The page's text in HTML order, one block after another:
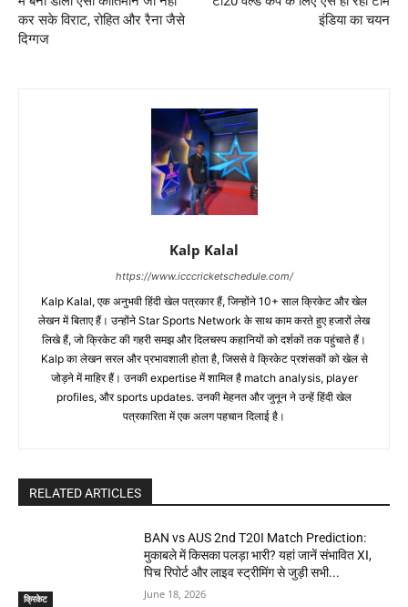
कर सके विराट, रोहित और रैना जैसे
दिग्गज
इंडिया का चयन
Kalp Kalal
https://www.icccricketschedule.com/
Kalp Kalal, एक अनुभवी हिंदी खेल पत्रकार हैं, जिन्होंने 10+ साल क्रिकेट और खेल
लेखन में बिताए हैं। उन्होंने Star Sports Network के साथ काम करते हुए हजारों लेख
लिखे हैं, जो क्रिकेट की गहरी समझ और दिलचस्प कहानियों को दर्शकों तक पहुंचाते हैं।
Kalp का लेखन सरल और प्रभावशाली होता है, जिससे वे क्रिकेट प्रशंसकों को खेल से
जोड़ने में माहिर हैं। उनकी expertise में शामिल है match analysis, player
profiles, और sports updates. उनकी मेहनत और जुनून ने उन्हें हिंदी खेल
पत्रकारिता में एक अलग पहचान दिलाई है।
RELATED ARTICLES
क्रिकेट
BAN vs AUS 2nd T20I Match Prediction:
मुकाबले में किसका पलड़ा भारी? यहां जानें संभावित XI,
पिच रिपोर्ट और लाइव स्ट्रीमिंग से जुड़ी सभी...
June 18, 2026